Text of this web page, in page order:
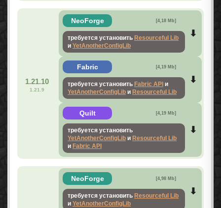
1.21.10
1.21.9
NeoForge [4,18 Mb]
требуется установить Resourceful Lib
и YetAnotherConfigLib
Fabric [4,19 Mb]
требуется установить Fabric API и
YetAnotherConfigLib и Resourceful Lib
Quilt [4,19 Mb]
требуется установить
YetAnotherConfigLib и Resourceful Lib
и Fabric API
NeoForge [4,98 Mb]
требуется установить Resourceful Lib
и YetAnotherConfigLib